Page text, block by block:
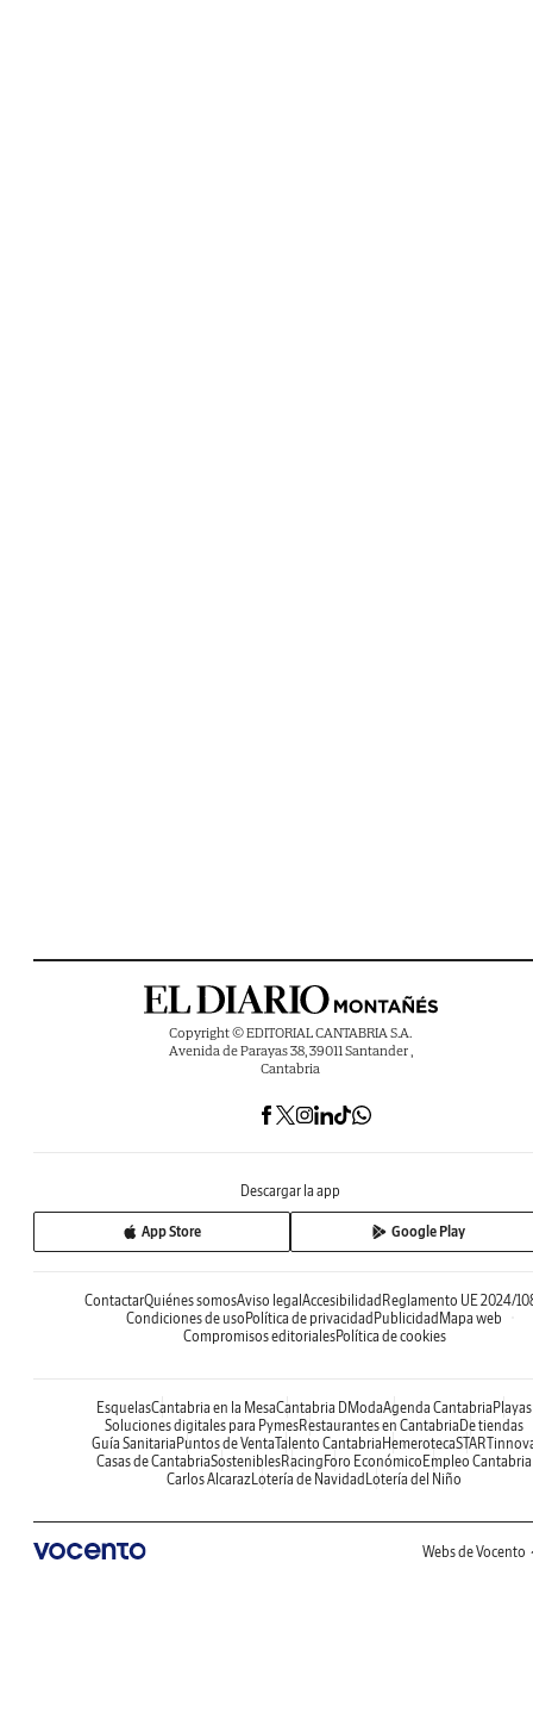
Copyright © EDITORIAL CANTABRIA S.A.
Avenida de Parayas 38, 39011 Santander ,
Cantabria
Descargar la app
App Store Google Play
ContactarQuiénes somosAviso legalAccesibilidadReglamento UE 2024/
Condiciones de usoPolítica de privacidadPublicidadMapa web
Compromisos editorialesPolítica de cookies
EsquelasCantabria en la MesaCantabria DModaAgenda CantabriaPlayas
Soluciones digitales para PymesRestaurantes en CantabriaDe tiendas
Guía SanitariaPuntos de VentaTalento CantabriaHemeroteca
Casas de CantabriaSosteniblesRacingForo EconómicoEmpleo Cantabria
Carlos AlcarazLotería de NavidadLotería del Niño
Webs de Vocento